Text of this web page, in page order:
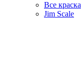
Все краска
Jim Scale